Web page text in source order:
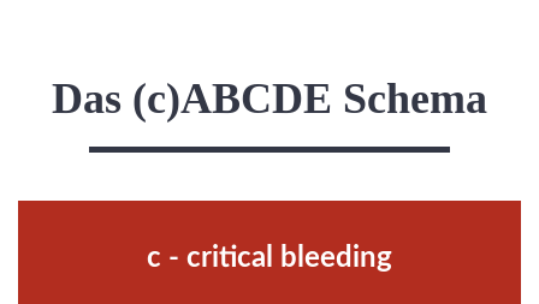
Das (c)ABCDE Schema
c - critical bleeding